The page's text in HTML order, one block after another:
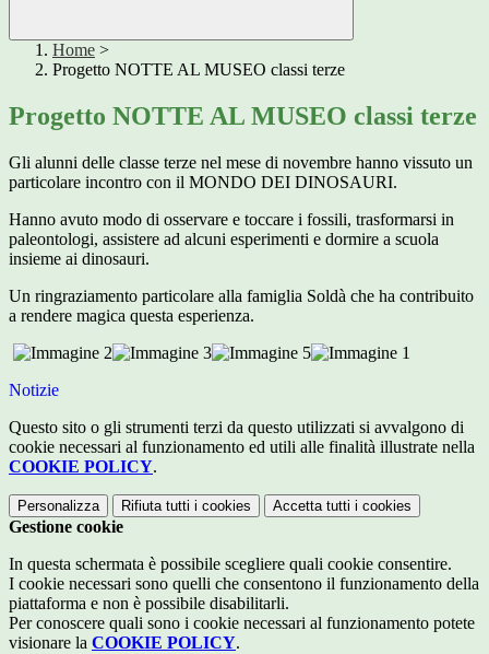
Home >
Progetto NOTTE AL MUSEO classi terze
Progetto NOTTE AL MUSEO classi terze
Gli alunni delle classe terze nel mese di novembre hanno vissuto un
particolare incontro con il MONDO DEI DINOSAURI.
Hanno avuto modo di osservare e toccare i fossili, trasformarsi in
paleontologi, assistere ad alcuni esperimenti e dormire a scuola
insieme ai dinosauri.
Un ringraziamento particolare alla famiglia Soldà che ha contribuito
a rendere magica questa esperienza.
Notizie
Questo sito o gli strumenti terzi da questo utilizzati si avvalgono di
cookie necessari al funzionamento ed utili alle finalità illustrate nella
COOKIE POLICY.
Personalizza Rifiuta tutti i cookies Accetta tutti i cookies
Gestione cookie
In questa schermata è possibile scegliere quali cookie consentire.
I cookie necessari sono quelli che consentono il funzionamento della
piattaforma e non è possibile disabilitarli.
Per conoscere quali sono i cookie necessari al funzionamento potete
visionare la COOKIE POLICY.